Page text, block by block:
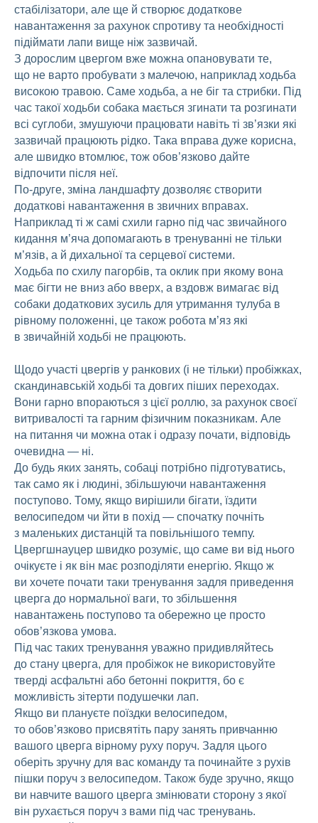
стабілізатори, але ще й створює додаткове
навантаження за рахунок спротиву та необхідності
підіймати лапи вище ніж зазвичай.
З дорослим цвергом вже можна опановувати те,
що не варто пробувати з малечою, наприклад ходьба
високою травою. Саме ходьба, а не біг та стрибки. Під
час такої ходьби собака мається згинати та розгинати
всі суглоби, змушуючи працювати навіть ті зв’язки які
зазвичай працюють рідко. Така вправа дуже корисна,
але швидко втомлює, тож обов’язково дайте
відпочити після неї.
По-друге, зміна ландшафту дозволяє створити
додаткові навантаження в звичних вправах.
Наприклад ті ж самі схили гарно під час звичайного
кидання м’яча допомагають в тренуванні не тільки
м’язів, а й дихальної та серцевої системи.
Ходьба по схилу пагорбів, та оклик при якому вона
має бігти не вниз або вверх, а вздовж вимагає від
собаки додаткових зусиль для утримання тулуба в
рівному положенні, це також робота м’яз які
в звичайній ходьбі не працюють.
Щодо участі цвергів у ранкових (і не тільки) пробіжках,
скандинавській ходьбі та довгих піших переходах.
Вони гарно впораються з цієї роллю, за рахунок своєї
витривалості та гарним фізичним показникам. Але
на питання чи можна отак і одразу почати, відповідь
очевидна — ні.
До будь яких занять, собаці потрібно підготуватись,
так само як і людині, збільшуючи навантаження
поступово. Тому, якщо вирішили бігати, їздити
велосипедом чи йти в похід — спочатку почніть
з маленьких дистанцій та повільнішого темпу.
Цвергшнауцер швидко розуміє, що саме ви від нього
очікуєте і як він має розподіляти енергію. Якщо ж
ви хочете почати таки тренування задля приведення
цверга до нормальної ваги, то збільшення
навантажень поступово та обережно це просто
обов’язкова умова.
Під час таких тренування уважно придивляйтесь
до стану цверга, для пробіжок не використовуйте
тверді асфальтні або бетонні покриття, бо є
можливість зітерти подушечки лап.
Якщо ви плануєте поїздки велосипедом,
то обов’язково присвятіть пару занять привчанню
вашого цверга вірному руху поруч. Задля цього
оберіть зручну для вас команду та починайте з рухів
пішки поруч з велосипедом. Також буде зручно, якщо
ви навчите вашого цверга змінювати сторону з якої
він рухається поруч з вами під час тренувань.